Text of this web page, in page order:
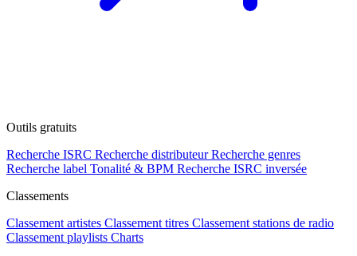
Outils gratuits
Recherche ISRC Recherche distributeur Recherche genres
Recherche label Tonalité & BPM Recherche ISRC inversée
Classements
Classement artistes Classement titres Classement stations de radio
Classement playlists Charts